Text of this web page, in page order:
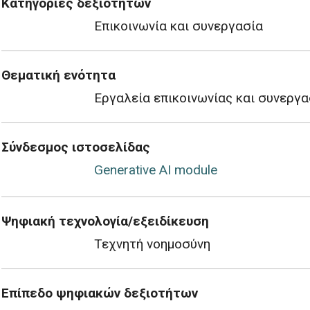
Επικοινωνία και συνεργασία
Θεματική ενότητα
Εργαλεία επικοινωνίας και
Σύνδεσμος ιστοσελίδας
Generative AI module
Ψηφιακή τεχνολογία/εξειδίκευση
Τεχνητή νοημοσύνη
Επίπεδο ψηφιακών δεξιοτήτων